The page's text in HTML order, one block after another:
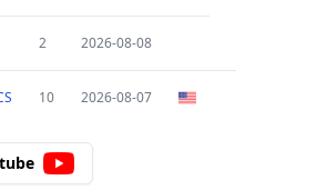
2 2026-08-08
10 2026-08-07